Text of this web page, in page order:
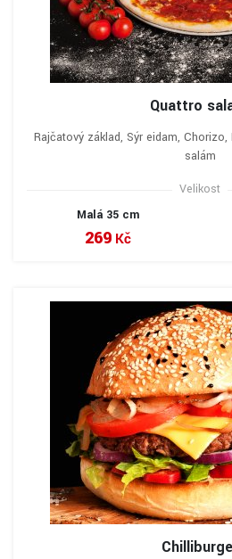
Quattro
Rajčatový základ, Sýr eidam,
salám
Velikost
Malá 35 cm
269 Kč VYBRAT A